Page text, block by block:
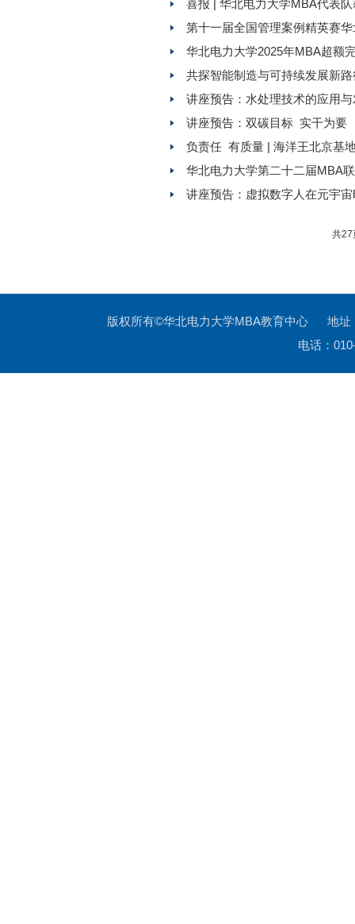
喜报 | 华北电力大学MBA代表
第十一届全国管理案例精英赛
华北电力大学2025年MBA超额
共探智能制造与可持续发展新
讲座预告：水处理技术的应用
讲座预告：双碳目标 实干为要
负责任 有质量 | 海洋王北京基
华北电力大学第二十二届MBA
讲座预告：虚拟数字人在元宇
共
版权所有©华北电力大学MBA教育中心 地址
电话：